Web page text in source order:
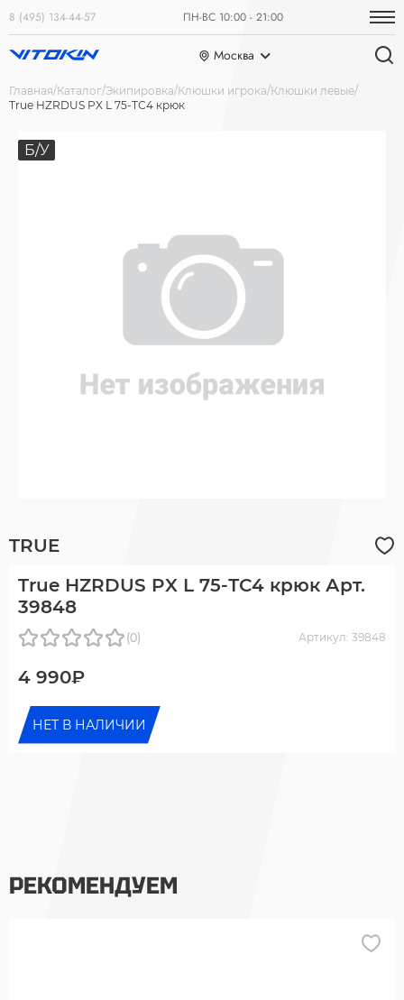
8 (495) 134-44-57 ПН-ВС 10:00 - 21:00
Москва
Главная Каталог Экипировка Клюшки игрока Клюшки левые
True HZRDUS PX L 75-ТС4 крюк
Б/У
TRUE
True HZRDUS PX L 75-ТС4 крюк Арт.
39848
(0) Артикул: 39848
4 990₽
НЕТ В НАЛИЧИИ
РЕКОМЕНДУЕМ